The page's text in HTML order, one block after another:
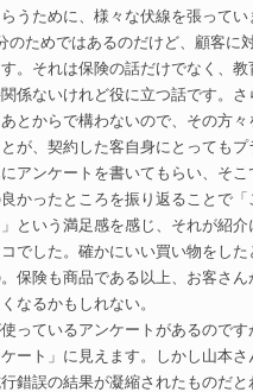
うために、様々な伏線を張って
のためではあるのだけど、顧客に
。それは保険の話だけでなく、
係ないけれど役に立つ話です。
とからで構わないので、その方
が、契約した客自身にとっても
アンケートを書いてもらい、そ
かったところを振り返ることで
という満足感を感じ、それが紹
でした。確かにいい買い物をし
保険も商品である以上、お客さ
なるかもしれない。
っているアンケートがあるので
ート」に見えます。しかし山本
錯誤の結果が凝縮されたものだと